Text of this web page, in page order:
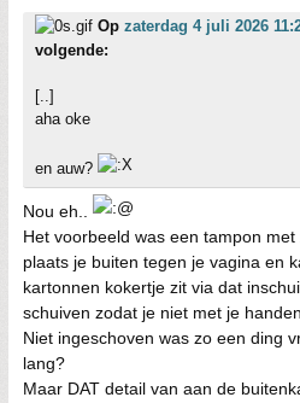
Op zaterdag 4 juli 2026
volgende:
[..]
aha oke
en auw?
Nou eh..
Het voorbeeld was een tampon
plaats je buiten tegen je vagina en
kartonnen kokertje zit via dat
schuiven zodat je niet met je
Niet ingeschoven was zo een ding
lang?
Maar DAT detail van aan de